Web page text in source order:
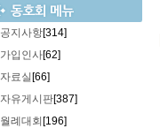
공지사항[314]
가입인사[62]
자료실 [66]
자유게시판[387]
월례대회 [196]